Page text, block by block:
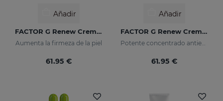
Añadir
FACTOR G Renew Crema Rejuvenecedora
Aumenta la firmeza de la piel
61.95 €
Añadir
FACTOR G Renew Crema Gel
Potente concentrado antiedad con factores de crecimiento
61.95 €